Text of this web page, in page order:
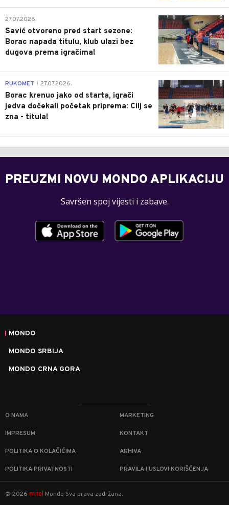
0
27.07.2026.
Savić otvoreno pred start sezone:
Borac napada titulu, klub ulazi bez
dugova prema igračima!
0
RUKOMET 27.07.2026.
Borac krenuo jako od starta, igrači
jedva dočekali početak priprema: Cilj se
zna - titula!
PREUZMI NOVU MONDO APLIKACIJU
Savršen spoj vijesti i zabave.
MONDO
MONDO SRBIJA
MONDO CRNA GORA
O NAMA MARKETING
IMPRESUM KONTAKT
POLITIKA O KOLAČIĆIMA ARHIVA
POLITIKA PRIVATNOSTI PRAVILA I USLOVI KORIŠĆENJA
© 2026 m:tel Mondo Sva prava zadržana.